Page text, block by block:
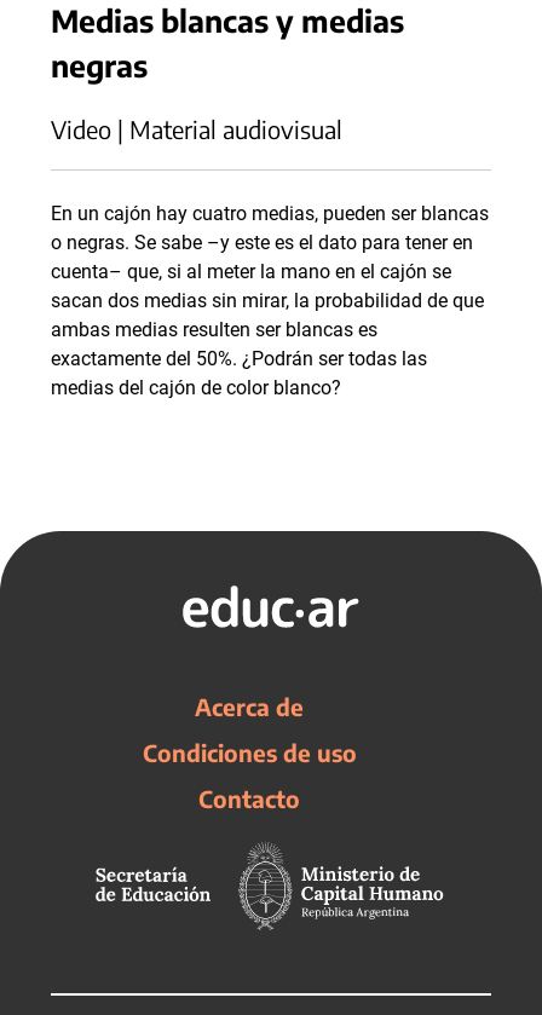
Medias blancas y medias
negras
Video | Material audiovisual
En un cajón hay cuatro medias, pueden ser blancas
o negras. Se sabe –y este es el dato para tener en
cuenta– que, si al meter la mano en el cajón se
sacan dos medias sin mirar, la probabilidad de que
ambas medias resulten ser blancas es
exactamente del 50%. ¿Podrán ser todas las
medias del cajón de color blanco?
Acerca de
Condiciones de uso
Contacto